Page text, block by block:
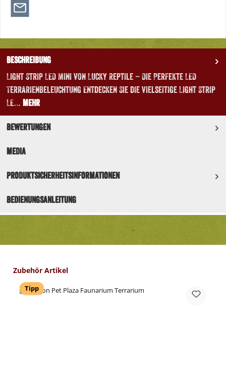
Beschreibung
Light Strip LED Mini von Lucky Reptile – Die Perfekte LED
Terrarienbeleuchtung Entdecken Sie die vielseitige Light Strip
LE… Mehr
Bewertungen
Media
Produktsicherheitsinformationen
Bedienungsanleitung
Produktgalerie überspringen
Zubehör Artikel
Tipp